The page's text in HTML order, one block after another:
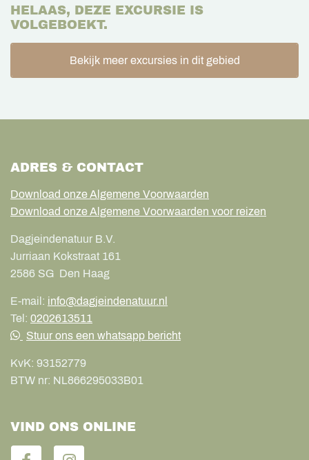
HELAAS, DEZE EXCURSIE IS
VOLGEBOEKT.
Bekijk meer excursies in dit gebied
ADRES & CONTACT
Download onze Algemene Voorwaarden
Download onze Algemene Voorwaarden voor reizen
Dagjeindenatuur B.V.
Jurriaan Kokstraat 161
2586 SG Den Haag
E-mail: info@dagjeindenatuur.nl
Tel: 0202613511
Stuur ons een whatsapp bericht
KvK: 93152779
BTW nr: NL866295033B01
VIND ONS ONLINE